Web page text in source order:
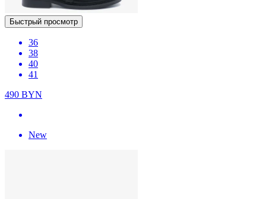
Быстрый просмотр
36
38
40
41
490 BYN
New